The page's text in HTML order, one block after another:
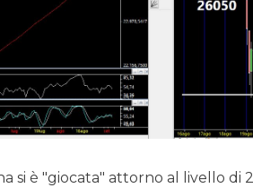
si è "giocata" attorno al livello di